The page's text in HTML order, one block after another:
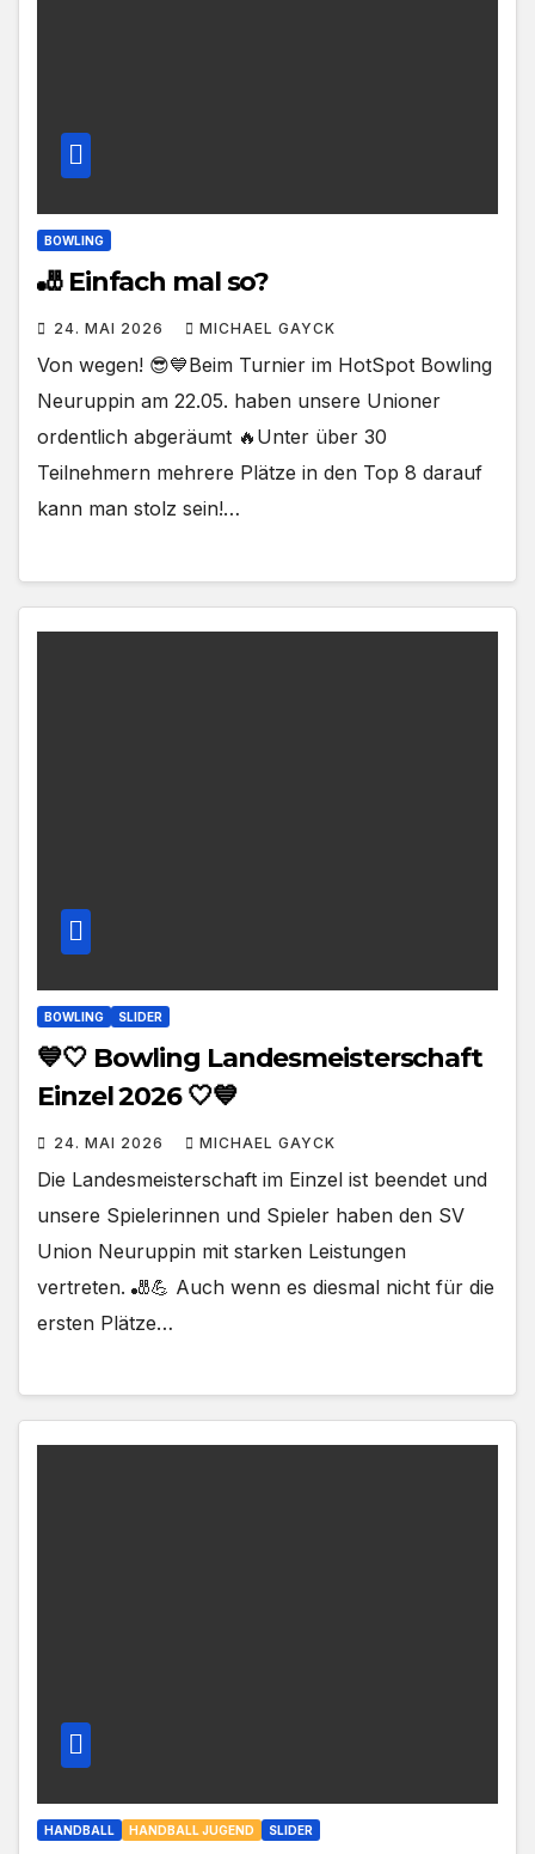
BOWLING
🎳 Einfach mal so?
24. MAI 2026 MICHAEL GAYCK
Von wegen! 😎💙Beim Turnier im HotSpot Bowling
Neuruppin am 22.05. haben unsere Unioner
ordentlich abgeräumt 🔥Unter über 30
Teilnehmern mehrere Plätze in den Top 8 darauf
kann man stolz sein!…
BOWLING SLIDER
💙🤍 Bowling Landesmeisterschaft
Einzel 2026 🤍💙
24. MAI 2026 MICHAEL GAYCK
Die Landesmeisterschaft im Einzel ist beendet und
unsere Spielerinnen und Spieler haben den SV
Union Neuruppin mit starken Leistungen
vertreten. 🎳💪 Auch wenn es diesmal nicht für die
ersten Plätze…
HANDBALL HANDBALL JUGEND SLIDER